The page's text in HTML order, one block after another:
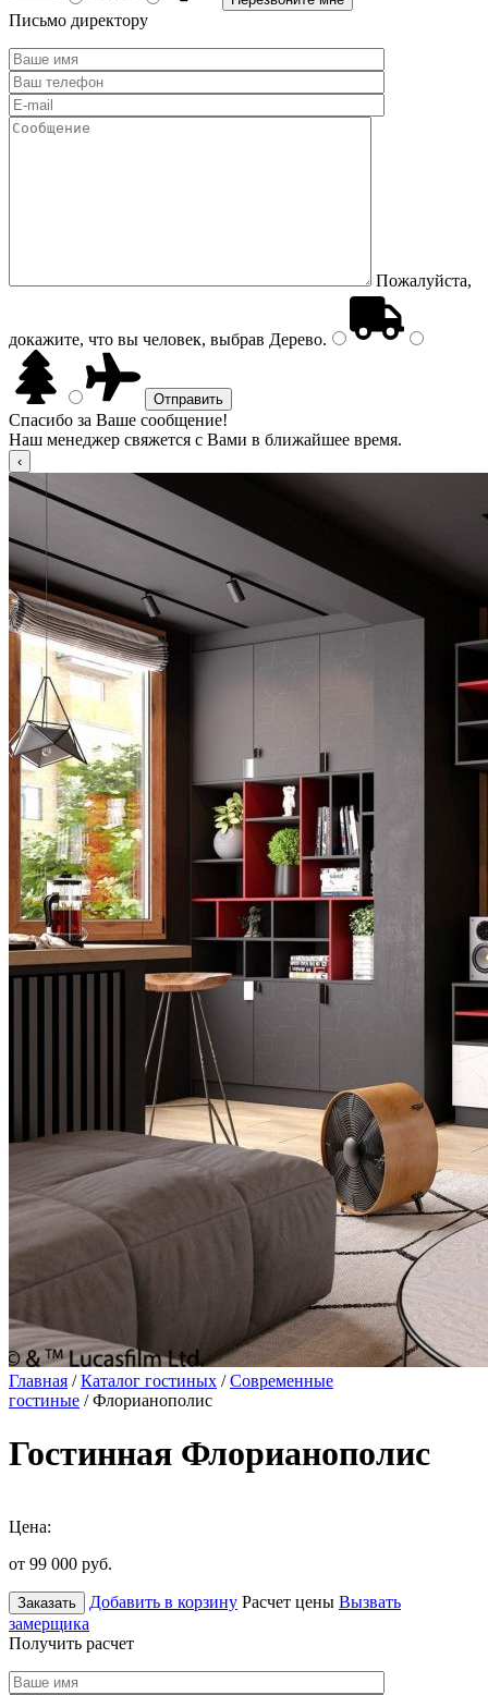
Письмо директору
Пожалуйста,
докажите, что вы человек, выбрав Дерево.
Спасибо за Ваше сообщение!
Наш менеджер свяжется с Вами в ближайшее время.
Главная /Каталог гостиных /Современные
гостиные / Флорианополис
Гостинная Флорианополис
Цена:
от 99 000 руб.
Заказать Добавить в корзину Расчет цены Вызвать
замерщика
Получить расчет